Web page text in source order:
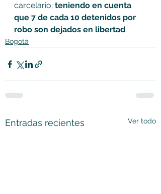
carcelario; teniendo en cuenta
que 7 de cada 10 detenidos por
robo son dejados en libertad.
Bogotá
Entradas recientes Ver todo